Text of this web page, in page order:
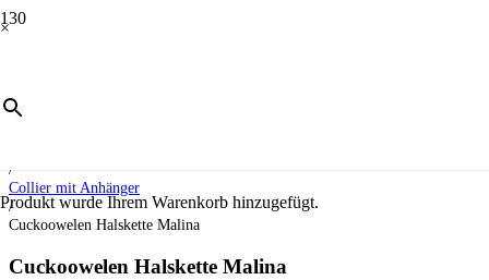
×
Produkt wurde Ihrem Warenkorb hinzugefügt.
/
Schmuck
/
Collier mit Anhänger
/
Cuckoowelen Halskette Malina
Cuckoowelen Halskette Malina